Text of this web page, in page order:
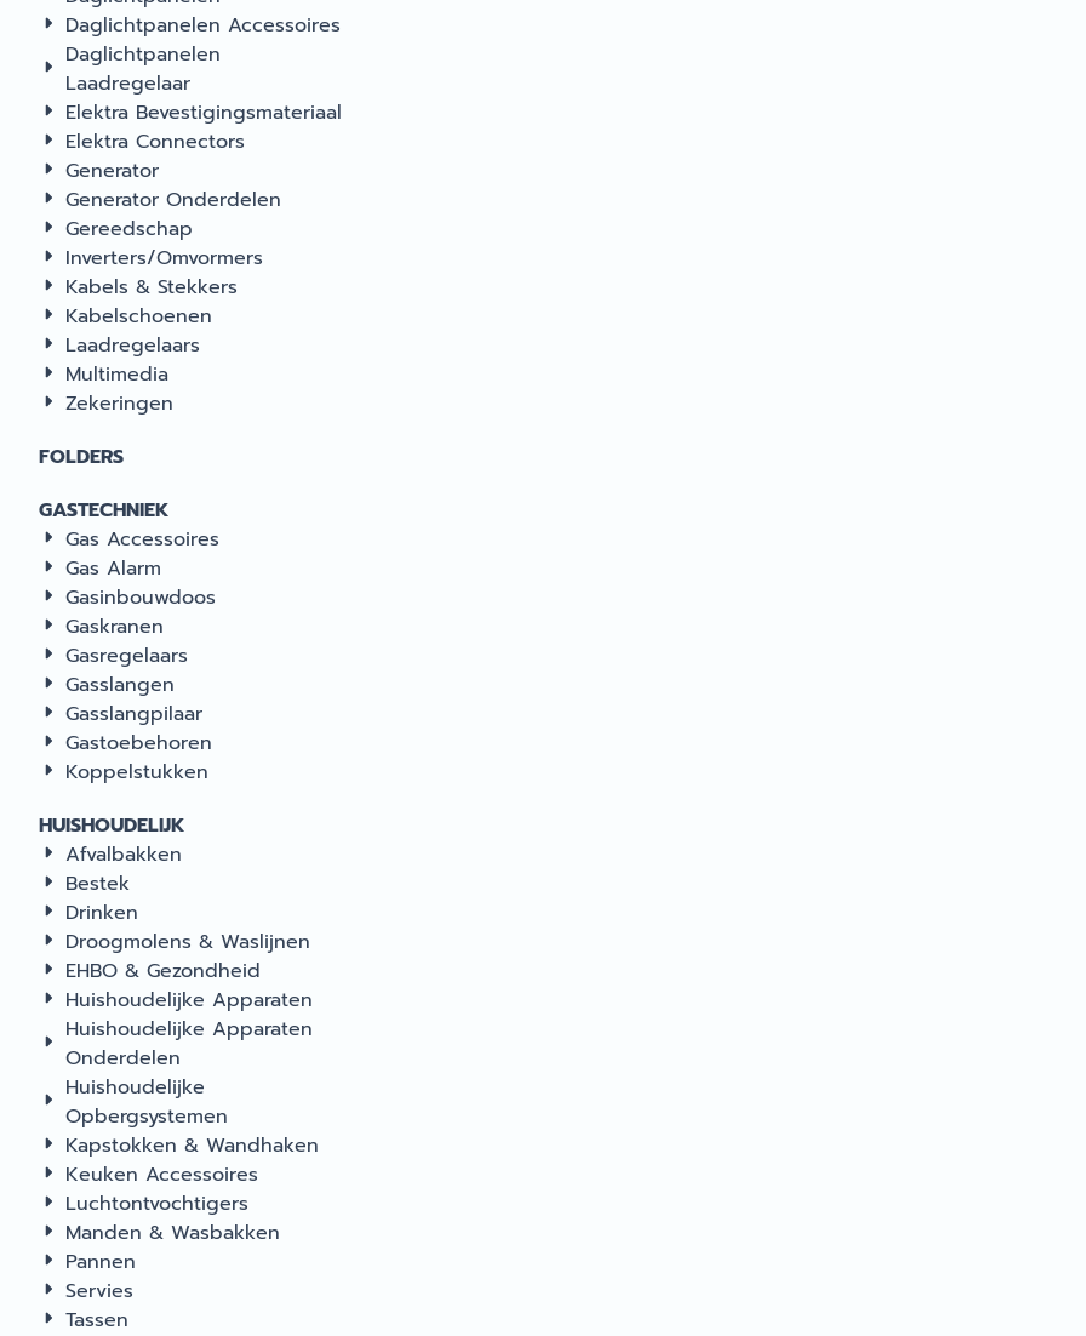
Daglichtpanelen Accessoires
Daglichtpanelen
Laadregelaar
Elektra Bevestigingsmateriaal
Elektra Connectors
Generator
Generator Onderdelen
Gereedschap
Inverters/Omvormers
Kabels & Stekkers
Kabelschoenen
Laadregelaars
Multimedia
Zekeringen
FOLDERS
GASTECHNIEK
Gas Accessoires
Gas Alarm
Gasinbouwdoos
Gaskranen
Gasregelaars
Gasslangen
Gasslangpilaar
Gastoebehoren
Koppelstukken
HUISHOUDELIJK
Afvalbakken
Bestek
Drinken
Droogmolens & Waslijnen
EHBO & Gezondheid
Huishoudelijke Apparaten
Huishoudelijke Apparaten
Onderdelen
Huishoudelijke
Opbergsystemen
Kapstokken & Wandhaken
Keuken Accessoires
Luchtontvochtigers
Manden & Wasbakken
Pannen
Servies
Tassen